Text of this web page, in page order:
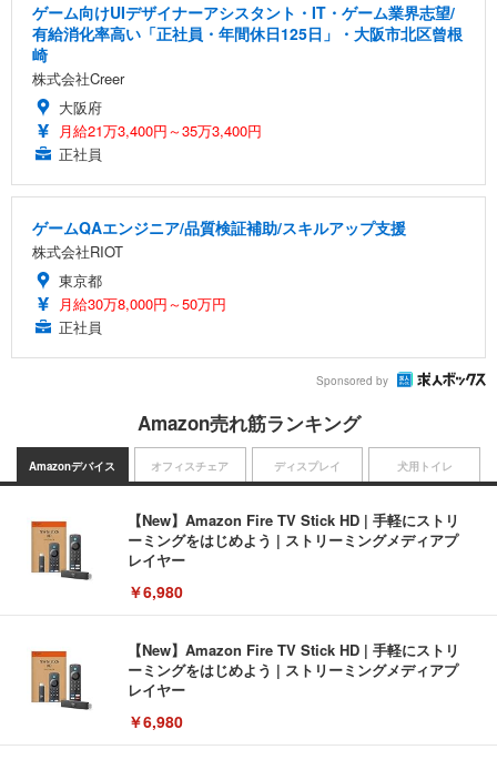
ゲーム向けUIデザイナーアシスタント・IT・ゲーム業界志望/
有給消化率高い「正社員・年間休日125日」・大阪市北区曾根
崎
株式会社Creer
大阪府
月給21万3,400円～35万3,400円
正社員
ゲームQAエンジニア/品質検証補助/スキルアップ支援
株式会社RIOT
東京都
月給30万8,000円～50万円
正社員
Sponsored by
Amazon売れ筋ランキング
Amazonデバイス
【New】Amazon Fire TV Stick HD | 手軽にストリ
ーミングをはじめよう | ストリーミングメディアプ
レイヤー
￥6,980
【New】Amazon Fire TV Stick HD | 手軽にストリ
ーミングをはじめよう | ストリーミングメディアプ
レイヤー
￥6,980
オフィスチェア ディスプレイ 犬用トイレ